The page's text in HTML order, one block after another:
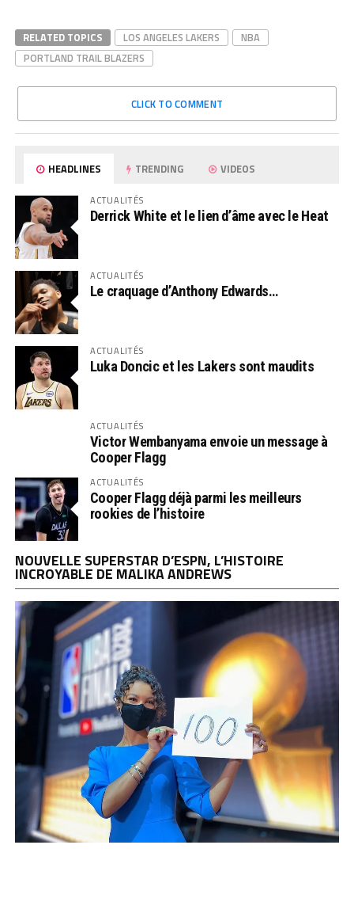
RELATED TOPICS LOS ANGELES LAKERS
NBA
PORTLAND TRAIL BLAZERS
CLICK TO COMMENT
HEADLINES TRENDING VIDEOS
ACTUALITÉS
Derrick White et le lien d’âme avec le Heat
ACTUALITÉS
Le craquage d’Anthony Edwards…
ACTUALITÉS
Luka Doncic et les Lakers sont maudits
ACTUALITÉS
Victor Wembanyama envoie un message à
Cooper Flagg
ACTUALITÉS
Cooper Flagg déjà parmi les meilleurs
rookies de l’histoire
NOUVELLE SUPERSTAR D’ESPN, L’HISTOIRE
INCROYABLE DE MALIKA ANDREWS